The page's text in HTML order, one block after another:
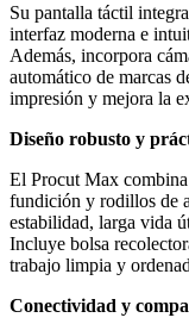
Su pantalla táctil
interfaz moderna e
Además, incorpora
automático de marcas
impresión y mejora la
Diseño robusto y
El Procut Max
fundición y rodillos de
estabilidad, larga vida
Incluye bolsa
trabajo limpia y
Conectividad y